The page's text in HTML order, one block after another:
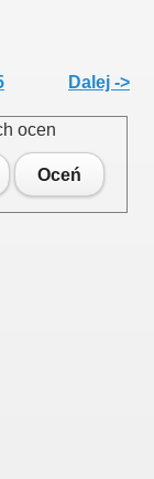
Dalej ->
ocen
Oceń